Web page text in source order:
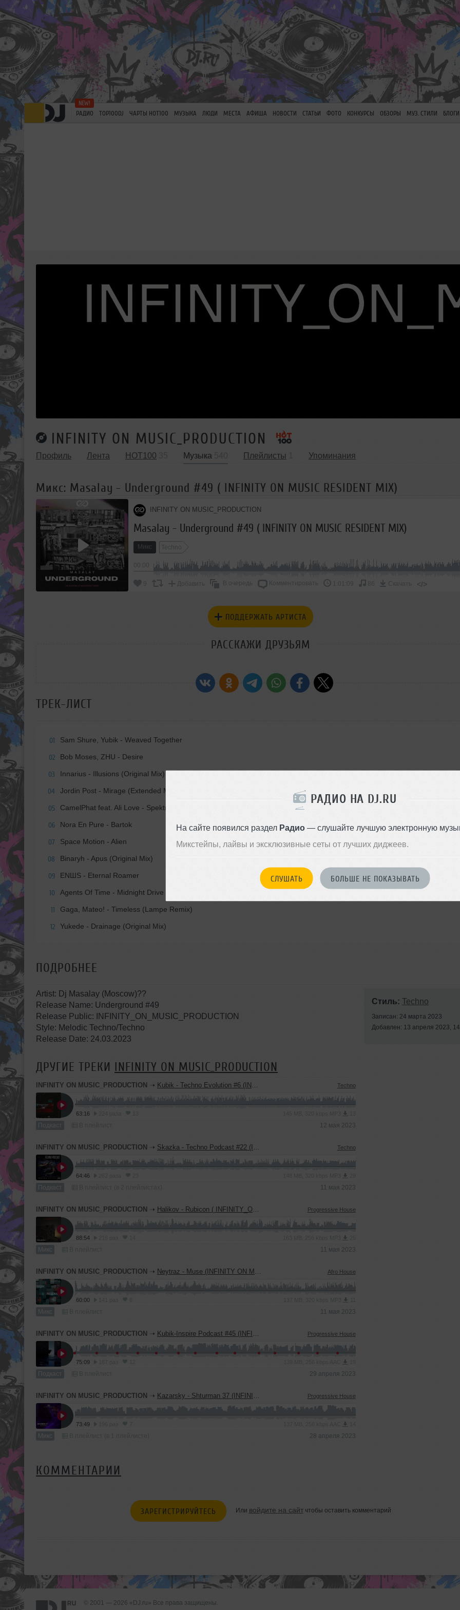
РАДИО НА DJ.RU
На сайте появился раздел Радио— слушайте лучшую электронную
Микстейпы, лайвы и эксклюзивные сеты от лучших диджеев.
СЛУШАТЬ БОЛЬШЕ НЕ ПОКАЗЫВАТЬ
РАДИО TOP100DJ ЧАРТЫ HOT100 МУЗЫКА ЛЮДИ МЕСТА АФИША НОВОСТИ СТАТЬИ ФОТО КОНКУРСЫ ОБЗОРЫ МУЗ. СТИЛИ БЛОГИ
INFINITY ON MUSIC_PRODUCTION
Профиль Лента HOT100 Музыка Плейлисты Упоминания
Микс: Masalay - Underground #49 ( INFINITY ON MUSIC RESIDENT MIX)
INFINITY ON MUSIC_PRODUCTION
Masalay - Underground #49 ( INFINITY ON MUSIC RESIDENT MIX)
Микс Techno
9 Добавить В очередь Комментировать 1:01:09 86 Скачать </>
ПОДДЕРЖАТЬ АРТИСТА
РАССКАЖИ ДРУЗЬЯМ
ТРЕК-ЛИСТ
01 Sam Shure, Yubik - Weaved Together
02 Bob Moses, ZHU - Desire
03 Innarius - Illusions (Original Mix)
04 Jordin Post - Mirage (Extended Mix)
05 CamelPhat feat. Ali Love - Spektrum
06 Nora En Pure - Bartok
07 Space Motion - Alien
08 Binaryh - Apus (Original Mix)
09 ENШS - Eternal Roamer
10 Agents Of Time - Midnight Drive
11 Gaga, Mateo! - Timeless (Lampe Remix)
12 Yukede - Drainage (Original Mix)
ПОДРОБНЕЕ
Artist: Dj Masalay (Moscow)??
Release Name: Underground #49
Release Public: INFINITY_ON_MUSIC_PRODUCTION
Style: Melodic Techno/Techno
Release Date: 24.03.2023
ДРУГИЕ ТРЕКИ INFINITY ON MUSIC_PRODUCTION
INFINITY ON MUSIC_PRODUCTION ➝ Kubik - Techno Evolution #6 (INFINITY ON MUSIC PODCAST) Techno
63:16
Подкаст 12 мая 2023
INFINITY ON MUSIC_PRODUCTION ➝ Skazka - Techno Podcast #22 (INFINITY ON MUSIC) Techno
64:46
Подкаст 11 мая 2023
INFINITY ON MUSIC_PRODUCTION ➝ Halikov - Rubicon ( INFINITY_ON_MUSIC_PRODUCTION) Progressive House
88:54
Микс 11 мая 2023
INFINITY ON MUSIC_PRODUCTION ➝ Neytraz - Muse (INFINITY ON MUSIC PRODUCTION) Afro House
60:00
Микс 11 мая 2023
INFINITY ON MUSIC_PRODUCTION ➝ Kubik-Inspire Podcast #45 (INFINITY ON MUSIC PODCAST) Progressive House
75:09
Подкаст 29 апреля 2023
INFINITY ON MUSIC_PRODUCTION ➝ Kazarsky - Shturman 37 (INFINITY ON MUSIC PRODUCTION) Progressive House
73:49
Микс 28 апреля 2023
Стиль: Techno
Записан: 24 марта 2023
Добавлен: 13 апреля 2023,
КОММЕНТАРИИ
ЗАРЕГИСТРИРУЙТЕСЬ Или войдите на сайтчтобы оставить комментарий
© 2001 — 2026 «DJ.ru» Все права защищены.